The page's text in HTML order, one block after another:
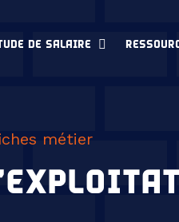
DE SALAIRE
métier